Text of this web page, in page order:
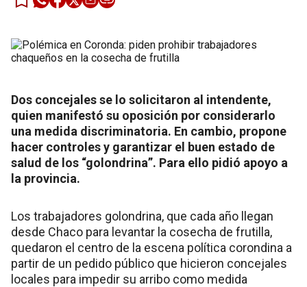
Dos concejales se lo solicitaron al intendente,
quien manifestó su oposición por considerarlo
una medida discriminatoria. En cambio, propone
hacer controles y garantizar el buen estado de
salud de los “golondrina”. Para ello pidió apoyo a
la provincia.
Los trabajadores golondrina, que cada año llegan
desde Chaco para levantar la cosecha de frutilla,
quedaron el centro de la escena política corondina a
partir de un pedido público que hicieron concejales
locales para impedir su arribo como medida